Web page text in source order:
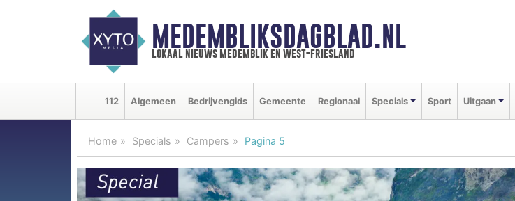
MEDEMBLIKSDAGBLAD.NL
lokaal nieuws medemblik en west-friesland
112 Algemeen Bedrijvengids Gemeente Regionaal Specials Sport Uitgaan
Home Specials Campers Pagina 5